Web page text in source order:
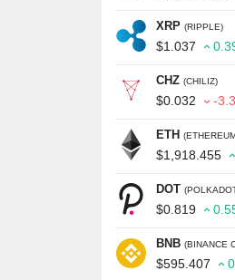
XRP (RIPPLE)
$1.037
CHZ (CHILIZ)
$0.032 -
ETH
$1,918.455
DOT
$0.819
BNB (BINANCE
$595.407